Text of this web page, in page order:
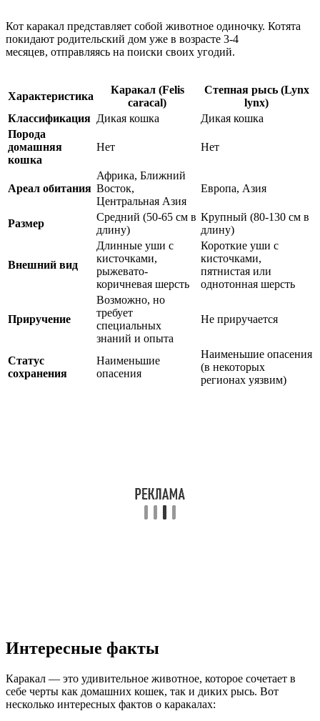
Кот каракал представляет собой животное одиночку. Котята
покидают родительский дом уже в возрасте 3-4
месяцев, отправляясь на поиски своих угодий.
Характеристика
Каракал (Felis
caracal)
Степная рысь (Lynx
lynx)
Классификация Дикая кошка
Дикая кошка
Порода
домашняя
кошка
Нет Нет
Ареал обитания
Африка, Ближний
Восток,
Центральная Азия
Европа, Азия
Размер
Средний (50-65 см в
длину)
Крупный (80-130 см в
длину)
Внешний вид
Длинные уши с
кисточками,
рыжевато-
коричневая шерсть
Короткие уши с
кисточками,
пятнистая или
однотонная шерсть
Приручение
Возможно, но
требует
специальных
знаний и опыта
Не приручается
Статус
сохранения
Наименьшие
опасения
Наименьшие опасения
(в некоторых
регионах уязвим)
Интересные факты
Каракал — это удивительное животное, которое сочетает в
себе черты как домашних кошек, так и диких рысь. Вот
несколько интересных фактов о каракалах: